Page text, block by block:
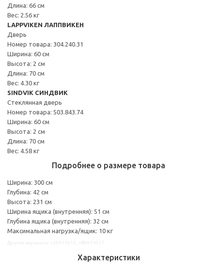
Длина: 66 см
Вес: 2.56 кг
LAPPVIKEN ЛАППВИКЕН
Дверь
Номер товара: 304.240.31
Ширина: 60 см
Высота: 2 см
Длина: 70 см
Вес: 4.30 кг
SINDVIK СИНДВИК
Стеклянная дверь
Номер товара: 503.843.74
Ширина: 60 см
Высота: 2 см
Длина: 70 см
Вес: 4.58 кг
Подробнее о размере товара
Ширина: 300 см
Глубина: 42 см
Высота: 231 см
Ширина ящика (внутренняя): 51 см
Глубина ящика (внутренняя): 32 см
Максимальная нагрузка/ящик: 10 кг
Характеристики